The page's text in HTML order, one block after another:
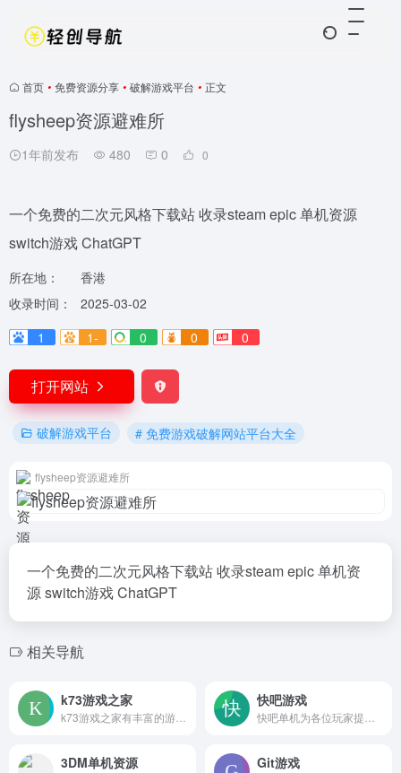
首页 • 免费资源分享 • 破解游戏平台 • 正文
flysheep资源避难所
1年前发布 480 0 0
一个免费的二次元风格下载站 收录steam epic 单机资源
switch游戏 ChatGPT
所在地：
香港
收录时间：
2025-03-02
1
1- 0 0 0
打开网站
破解游戏平台 # 免费游戏破解网站平台大全
flysheep资源避难所
一个免费的二次元风格下载站 收录steam epic 单机资
源 switch游戏 ChatGPT
相关导航
k73游戏之家 快吧游戏
3DM单机资源 Git游戏